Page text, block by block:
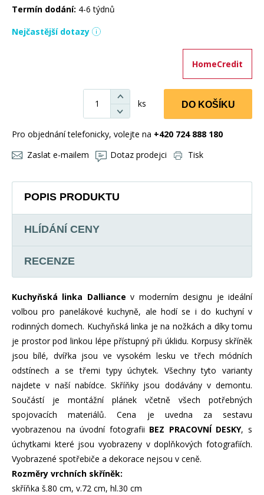
Termín dodání: 4-6 týdnů
Nejčastější dotazy
HomeCredit
ks DO KOŠÍKU
Pro objednání telefonicky, volejte na +420 724 888 180
Zaslat e-mailem
Dotaz prodejci Tisk
POPIS PRODUKTU
HLÍDÁNÍ CENY
RECENZE
Kuchyňská linka Dalliance v moderním designu je ideální
volbou pro panelákové kuchyně, ale hodí se i do kuchyní v
rodinných domech. Kuchyňská linka je na nožkách a díky tomu
je prostor pod linkou lépe přístupný při úklidu. Korpusy skříněk
jsou bílé, dvířka jsou ve vysokém lesku ve třech módních
odstínech a se třemi typy úchytek. Všechny tyto varianty
najdete v naší nabídce. Skříňky jsou dodávány v demontu.
Součástí je montážní plánek včetně všech potřebných
spojovacích materiálů. Cena je uvedna za sestavu
vyobrazenou na úvodní fotografii BEZ PRACOVNÍ DESKY, s
úchytkami které jsou vyobrazeny v doplňkových fotografiích.
Vyobrazené spotřebiče a dekorace nejsou v ceně.
Rozměry vrchních skříněk:
skříňka š.80 cm, v.72 cm, hl.30 cm